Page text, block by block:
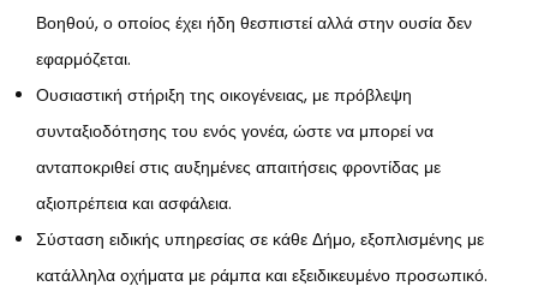
Βοηθού, ο οποίος έχει ήδη θεσπιστεί αλλά στην ουσία δεν
εφαρμόζεται.
Ουσιαστική στήριξη της οικογένειας, με πρόβλεψη
συνταξιοδότησης του ενός γονέα, ώστε να μπορεί να
ανταποκριθεί στις αυξημένες απαιτήσεις φροντίδας με
αξιοπρέπεια και ασφάλεια.
Σύσταση ειδικής υπηρεσίας σε κάθε Δήμο, εξοπλισμένης με
κατάλληλα οχήματα με ράμπα και εξειδικευμένο προσωπικό.